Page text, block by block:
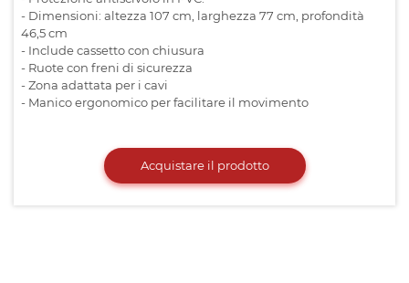
- Dimensioni: altezza 107 cm, larghezza 77 cm, profondità
46,5 cm
- Include cassetto con chiusura
- Ruote con freni di sicurezza
- Zona adattata per i cavi
- Manico ergonomico per facilitare il movimento
Acquistare il prodotto